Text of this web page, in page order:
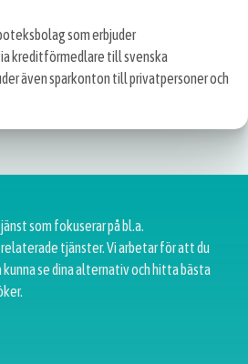
som erbjuder
kreditförmedlare till svenska
även sparkonton till privatpersoner och
som fokuserar på bl.a.
tjänster. Vi arbetar för att du
se dina alternativ och hitta bästa